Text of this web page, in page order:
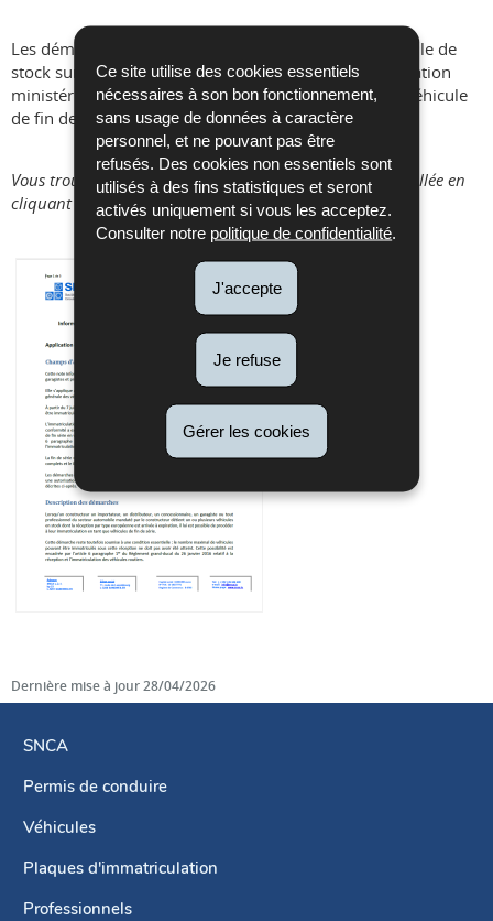
Ce site utilise des cookies essentiels
nécessaires à son bon fonctionnement,
sans usage de données à caractère
personnel, et ne pouvant pas être
refusés. Des cookies non essentiels sont
utilisés à des fins statistiques et seront
activés uniquement si vous les acceptez.
Consulter notre politique de confidentialité.
J'accepte
Je refuse
Gérer les cookies
Les démarches à engager pour faire inscrire un véhicule de
stock sur la liste des fins de série, obtenir une autorisation
ministérielle et immatriculer le véhicule en tant que véhicule
de fin de série sont décrites ci-après.
Vous trouverez une note d’information complète et détaillée en
cliquant sur l'image :
Dernière mise à jour28/04/2026
Menu
de
navigation
SNCA
Permis de conduire
Véhicules
Plaques d'immatriculation
Professionnels